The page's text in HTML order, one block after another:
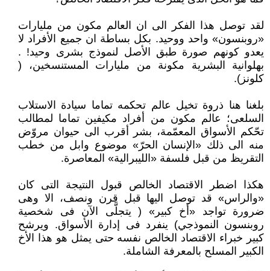
لقد توصل هذا الفكر الى ان العالم مكون من مليارات
«روبنسون» واحد ووحيد. بكل بساطة ان جميع الأفراد لا
يعدو كونهم صورة طبق الأصل لنموذج بشرى وحيد! .
بهلوانية البشرية مكونة من مليارات المستنسخين، (
كلونز).
بلغنا هنا ذروة تخيل عالم تحكمه تماما سيادة الاستلاب
السلعى؛ عالم مكون من أفراد مكيفين تماما لمطالب
تحّكم الأسواق المعمّمة، بشر أقرب الى حيوان مروّض
منه الى ذلك «الإنسان الحرّ» موضوع وابل من خطب
التقريظ من قبل فلسفة «الليبرالية» المعاصرة.
هكذا اضطر الاقتصاد الخالص قبول النتيجة التى كان
«والراس» قد توصل اليها قبل قرن ونصف، الا وهى
ضرورة تواجد «أخ كبير» ( يتجلَّى الآن فى شخصية
روبنسون النموذجي) ينفرد فى إدارة الأسواق. ويرشح
كبير خبراء الاقتصاد الخالص نفسه حتى يمثل هو هذا الأخ
الكبير المسلح بالمعرفة الشاملة.